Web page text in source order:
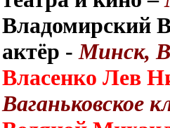
Владомирский
актёр - Минск,
Власенко Лев
Ваганьковское